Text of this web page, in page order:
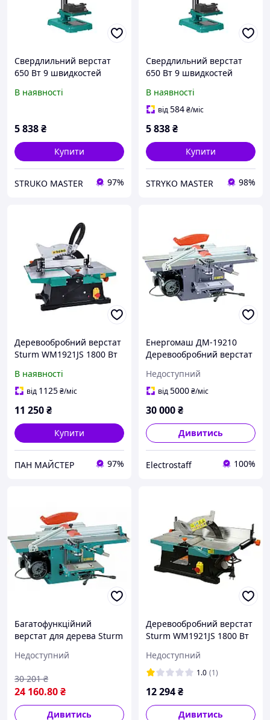
Свердлильний верстат
650 Вт 9 швидкостей
В наявності
5 838₴
Купити
STRUKO MASTER 97%
Свердлильний верстат
650 Вт 9 швидкостей
В наявності
від584₴/міс
5 838₴
Купити
STRYKO MASTER 98%
Деревообробний верстат
Sturm WM1921JS 1800 Вт
В наявності
від 1125₴/міс
11 250₴
Купити
ПАН МАЙСТЕР 97%
Енергомаш ДМ-19210
Деревообробний верстат
Недоступний
від5000₴/міс
30 000₴
Дивитись
Electrostaff 100%
Багатофункційний
верстат для дерева Sturm
Недоступний
24 160.80₴
30 201 ₴
Дивитись
Деревообробний верстат
Sturm WM1921JS 1800 Вт
Недоступний
1.0 (1)
12 294₴
Дивитись